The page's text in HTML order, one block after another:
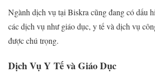
Ngành dịch vụ tại Biskra cũng đang có dấu
các dịch vụ như giáo dục, y tế và dịch vụ
được chú trọng.
Dịch Vụ Y Tế và Giáo Dục